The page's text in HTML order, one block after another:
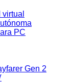
PC
Gen 2